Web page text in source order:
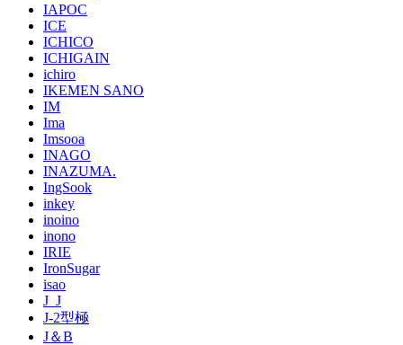
IAPOC
ICE
ICHICO
ICHIGAIN
ichiro
IKEMEN SANO
IM
Ima
Imsooa
INAGO
INAZUMA.
IngSook
inkey
inoino
inono
IRIE
IronSugar
isao
J_J
J-2型極
J＆B